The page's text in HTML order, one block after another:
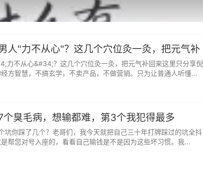
人对你越多。与其抱怨世界不公，不如让自己变得更强
。实力，永远是最硬的通行证。
扛着责任，心里装着担当。累了也得扛，苦了也得忍。
人"力不从心"？这几个穴位灸一灸，把元气补
力不从心&#34;？这几个穴位灸一灸，把元气补回来这里只分享倪
方智慧，不搞玄学，不卖产品，不做营销。只为让普通人听懂...
个臭毛病，想输都难，第3个我犯得最多
坑你踩了几个？老哥们，我今天就把自己三十年打牌踩过的坑全抖
帮您对号入座的，看看自己输钱是不是因为这些坏习惯。我...